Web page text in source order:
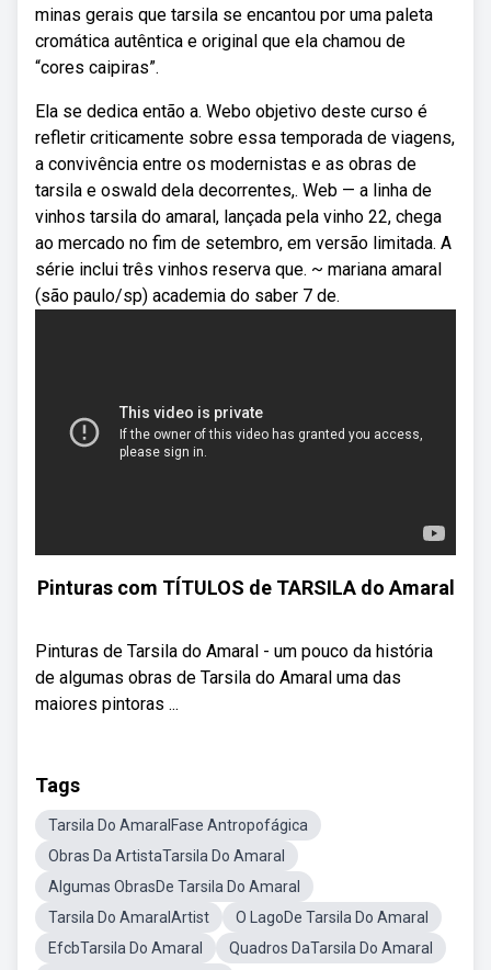
minas gerais que tarsila se encantou por uma paleta
cromática autêntica e original que ela chamou de
“cores caipiras”.
Ela se dedica então a. Webo objetivo deste curso é
refletir criticamente sobre essa temporada de viagens,
a convivência entre os modernistas e as obras de
tarsila e oswald dela decorrentes,. Web — a linha de
vinhos tarsila do amaral, lançada pela vinho 22, chega
ao mercado no fim de setembro, em versão limitada. A
série inclui três vinhos reserva que. ~ mariana amaral
(são paulo/sp) academia do saber 7 de.
Pinturas com TÍTULOS de TARSILA do Amaral
Pinturas de Tarsila do Amaral - um pouco da história
de algumas obras de Tarsila do Amaral uma das
maiores pintoras ...
Tags
Tarsila Do AmaralFase Antropofágica
Obras Da ArtistaTarsila Do Amaral
Algumas ObrasDe Tarsila Do Amaral
Tarsila Do AmaralArtist
O LagoDe Tarsila Do Amaral
EfcbTarsila Do Amaral
Quadros DaTarsila Do Amaral